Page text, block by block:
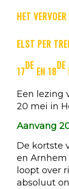
HET
ELST PER
17DEEN 18DE
Een lezing
20 mei in
Aanvang
De kortste
en Arnhem
loopt over
absoluut